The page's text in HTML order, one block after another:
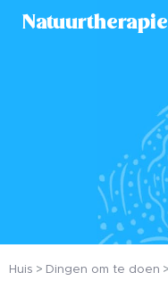
Natuurtherapie
Huis Dingen om te doen